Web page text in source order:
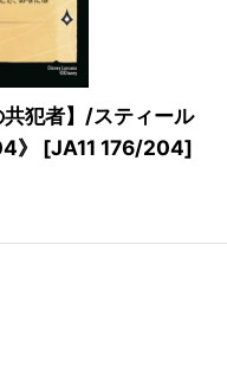
犯者】/スティール
》
[JA11 176/204]